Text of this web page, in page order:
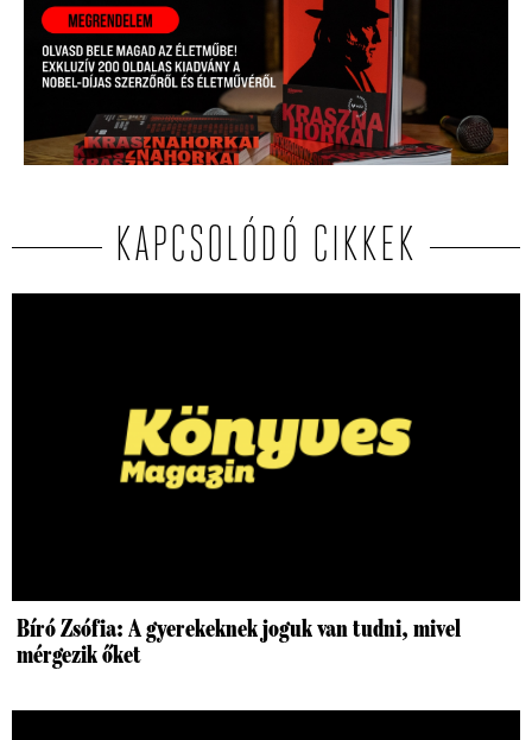
KAPCSOLÓDÓ CIKKEK
Bíró Zsófia: A gyerekeknek joguk van tudni, mivel
mérgezik őket